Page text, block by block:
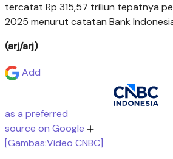
tercatat Rp 315,57 triliun tepatnya
2025 menurut catatan Bank
(arj/arj)
Add
as a preferred
source on Google
[Gambas:Video CNBC]